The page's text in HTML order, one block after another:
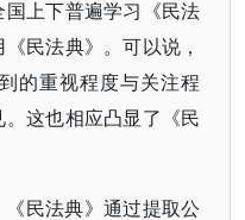
上下普遍学习《民法
民法典》。可以说，
的重视程度与关注程
这也相应凸显了《民
民法典》通过提取公